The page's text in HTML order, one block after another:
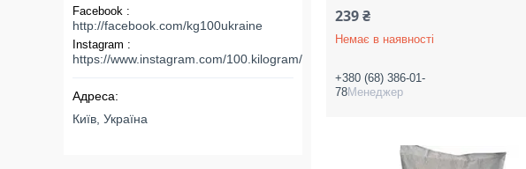
239 ₴
Немає в наявності
+380 (68) 386-01-
78Менеджер
Facebook
http://facebook.com/kg100ukraine
Instagram
https://www.instagram.com/100.kilogram/
Київ, Україна